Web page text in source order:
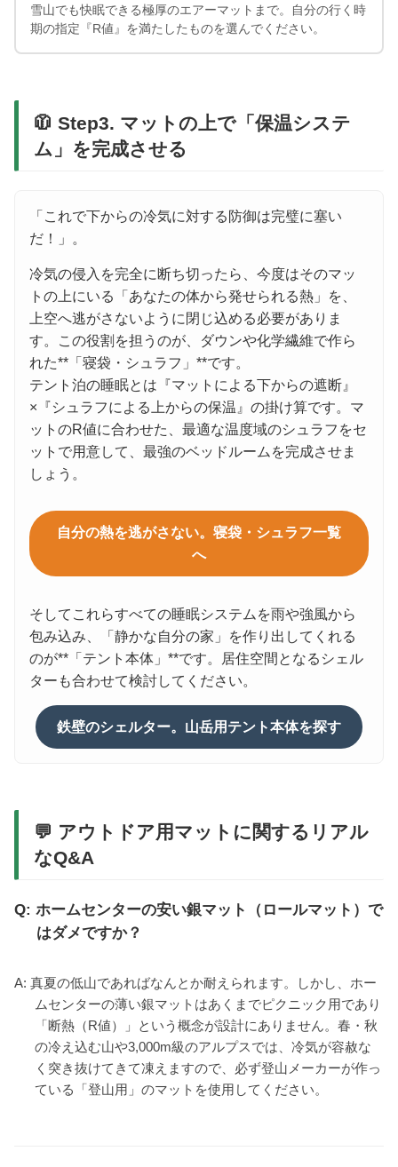
雪山でも快眠できる極厚のエアーマットまで。自分の行く時
期の指定『R値』を満たしたものを選んでください。
🧥 Step3. マットの上で「保温システ
ム」を完成させる
「これで下からの冷気に対する防御は完璧に塞い
だ！」。
冷気の侵入を完全に断ち切ったら、今度はそのマッ
トの上にいる「あなたの体から発せられる熱」を、
上空へ逃がさないように閉じ込める必要がありま
す。この役割を担うのが、ダウンや化学繊維で作ら
れた**「寝袋・シュラフ」**です。
テント泊の睡眠とは『マットによる下からの遮断』
×『シュラフによる上からの保温』の掛け算です。マ
ットのR値に合わせた、最適な温度域のシュラフをセ
ットで用意して、最強のベッドルームを完成させま
しょう。
自分の熱を逃がさない。寝袋・シュラフ一覧
へ
そしてこれらすべての睡眠システムを雨や強風から
包み込み、「静かな自分の家」を作り出してくれる
のが**「テント本体」**です。居住空間となるシェル
ターも合わせて検討してください。
鉄壁のシェルター。山岳用テント本体を探す
💬 アウトドア用マットに関するリアル
なQ&A
Q: ホームセンターの安い銀マット（ロールマット）で
はダメですか？
A: 真夏の低山であればなんとか耐えられます。しかし、ホー
ムセンターの薄い銀マットはあくまでピクニック用であり
「断熱（R値）」という概念が設計にありません。春・秋
の冷え込む山や3,000m級のアルプスでは、冷気が容赦な
く突き抜けてきて凍えますので、必ず登山メーカーが作っ
ている「登山用」のマットを使用してください。